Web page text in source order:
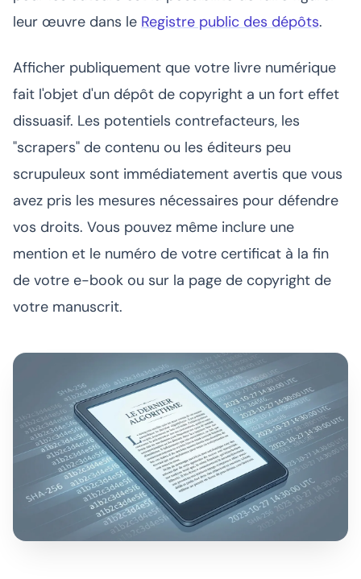
leur œuvre dans le Registre public des dépôts.
Afficher publiquement que votre livre numérique
fait l'objet d'un dépôt de copyright a un fort effet
dissuasif. Les potentiels contrefacteurs, les
"scrapers" de contenu ou les éditeurs peu
scrupuleux sont immédiatement avertis que vous
avez pris les mesures nécessaires pour défendre
vos droits. Vous pouvez même inclure une
mention et le numéro de votre certificat à la fin
de votre e-book ou sur la page de copyright de
votre manuscrit.